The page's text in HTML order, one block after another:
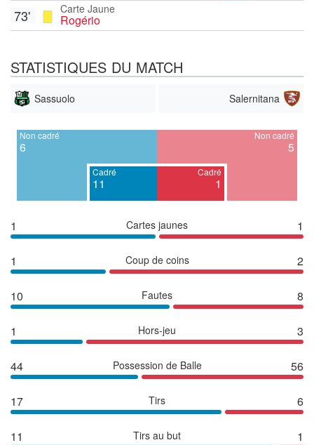
Carte Jaune
Rogério
73'
STATISTIQUES DU MATCH
Sassuolo Salernitana
Non cadré
6
Cadré
11
Cadré
1
Non cadré
5
1 Cartes jaunes 1
1 Coup de coins 2
10 Fautes 8
1 Hors-jeu 3
44 Possession de Balle 56
17 Tirs 6
11 Tirs au but 1